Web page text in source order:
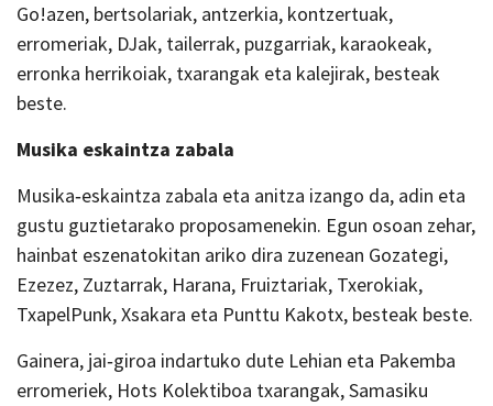
Go!azen, bertsolariak, antzerkia, kontzertuak,
erromeriak, DJak, tailerrak, puzgarriak, karaokeak,
erronka herrikoiak, txarangak eta kalejirak, besteak
beste.
Musika eskaintza zabala
Musika‑eskaintza zabala eta anitza izango da, adin eta
gustu guztietarako proposamenekin. Egun osoan zehar,
hainbat eszenatokitan ariko dira zuzenean Gozategi,
Ezezez, Zuztarrak, Harana, Fruiztariak, Txerokiak,
TxapelPunk, Xsakara eta Punttu Kakotx, besteak beste.
Gainera, jai‑giroa indartuko dute Lehian eta Pakemba
erromeriek, Hots Kolektiboa txarangak, Samasiku